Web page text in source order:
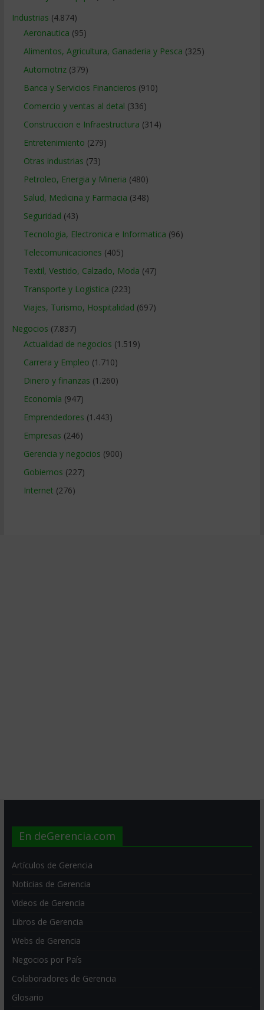
Industrias (4.874)
Aeronautica (95)
Alimentos, Agricultura, Ganaderia y Pesca (325)
Automotriz(379)
Banca y Servicios Financieros (910)
Comercio y ventas al detal (336)
Construccion e Infraestructura (314)
Entretenimiento (279)
Otras industrias (73)
Petroleo, Energia y Mineria (480)
Salud, Medicina y Farmacia (348)
Seguridad (43)
Tecnologia, Electronica e Informatica (96)
Telecomunicaciones (405)
Textil, Vestido, Calzado, Moda (47)
Transporte y Logistica (223)
Viajes, Turismo, Hospitalidad (697)
Negocios (7.837)
Actualidad de negocios (1.519)
Carrera y Empleo (1.710)
Dinero y finanzas (1.260)
Economía (947)
Emprendedores (1.443)
Empresas (246)
Gerencia y negocios (900)
Gobiernos (227)
Internet (276)
En deGerencia.com
Artículos de Gerencia
Noticias de Gerencia
Videos de Gerencia
Libros de Gerencia
Webs de Gerencia
Negocios por País
Colaboradores de Gerencia
Glosario